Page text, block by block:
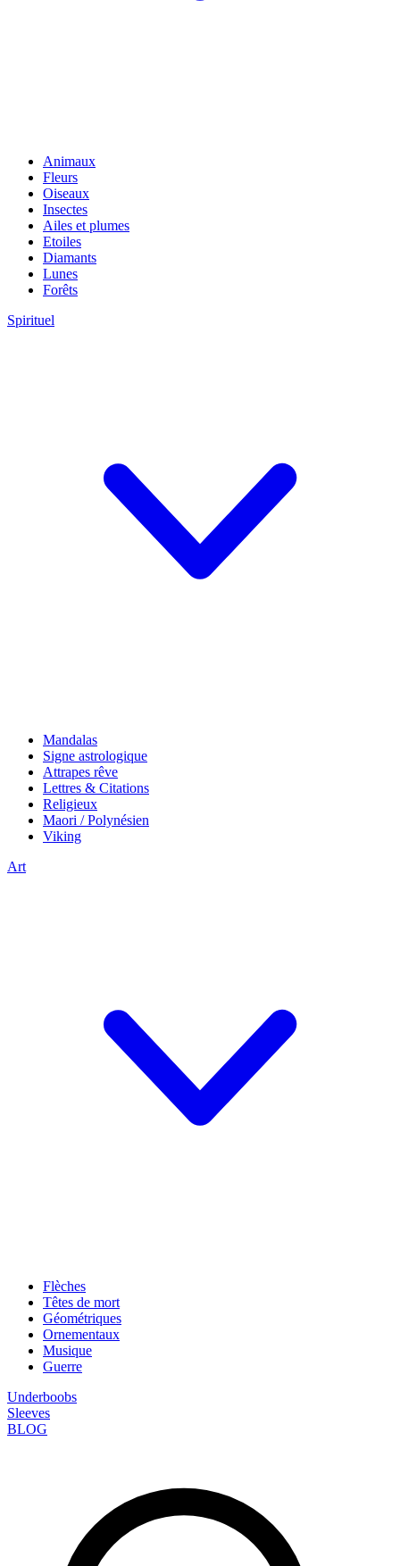
Animaux
Fleurs
Oiseaux
Insectes
Ailes et plumes
Etoiles
Diamants
Lunes
Forêts
Spirituel
Mandalas
Signe astrologique
Attrapes rêve
Lettres & Citations
Religieux
Maori / Polynésien
Viking
Art
Flèches
Têtes de mort
Géométriques
Ornementaux
Musique
Guerre
Underboobs
Sleeves
BLOG